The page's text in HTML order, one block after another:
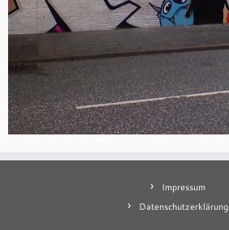
Impressum
Datenschutzerklärung